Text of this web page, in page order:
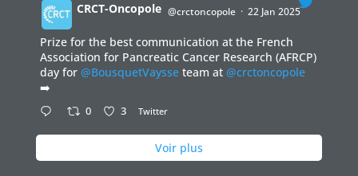
;
CRCT-Oncopole @crctoncopole · 22 Jan 2025
Prize for the best communication at the French
Association for Pancreatic Cancer Research (AFRCP)
day for @BousquetVaysseteam at @crctoncopole
➡️
0 3 Twitter
Voir plus